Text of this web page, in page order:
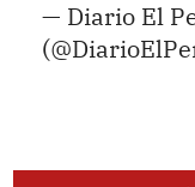
— Diario El